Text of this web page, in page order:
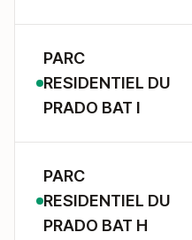
PARC
RESIDENTIEL DU
PRADO BAT I
PARC
RESIDENTIEL DU
PRADO BAT H